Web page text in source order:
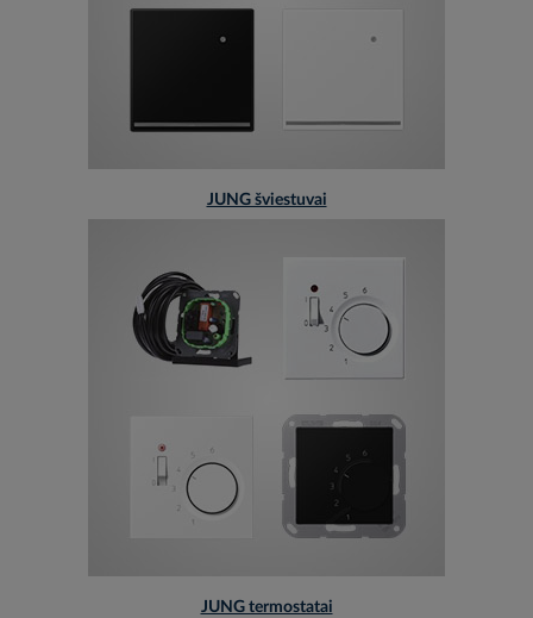
JUNG šviestuvai
JUNG termostatai